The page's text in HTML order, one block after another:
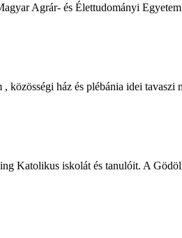
Agrár- és Élettudományi
ház és plébánia idei
Katolikus iskolát és tanulóit. A